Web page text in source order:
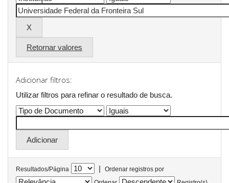
Retornar valores
Adicionar filtros:
Utilizar filtros para refinar o resultado de busca.
Resultados/Página |
Ordenar registros por